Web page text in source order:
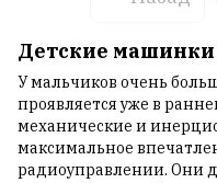
Детские
У мальчиков очень
проявляется уже в
механические и
максимальное
радиоуправлении. Они